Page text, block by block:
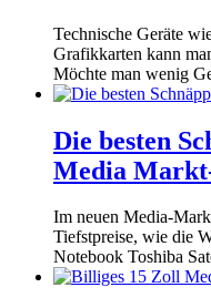
Technische Geräte
Grafikkarten kann
Möchte man wenig
Die besten
Media
Im neuen Media-
Tiefstpreise, wie die
Notebook Toshiba